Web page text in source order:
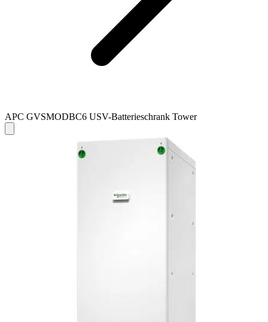
APC GVSMODBC6 USV-Batterieschrank Tower